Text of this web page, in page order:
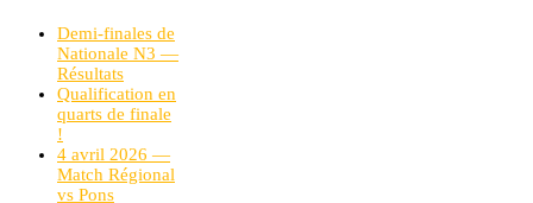
Demi-finales de
Nationale N3 —
Résultats
Qualification en
quarts de finale
!
4 avril 2026 —
Match Régional
vs Pons